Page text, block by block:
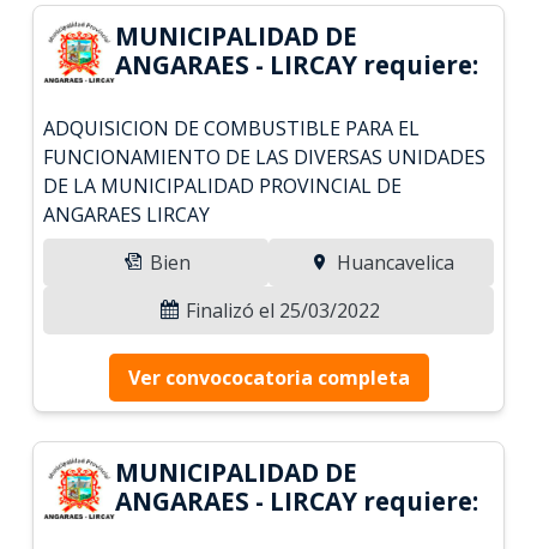
MUNICIPALIDAD DE
ANGARAES - LIRCAY requiere:
ADQUISICION DE COMBUSTIBLE PARA EL
FUNCIONAMIENTO DE LAS DIVERSAS UNIDADES
DE LA MUNICIPALIDAD PROVINCIAL DE
ANGARAES LIRCAY
Bien
Huancavelica
Finalizó el 25/03/2022
Ver convococatoria completa
MUNICIPALIDAD DE
ANGARAES - LIRCAY requiere: